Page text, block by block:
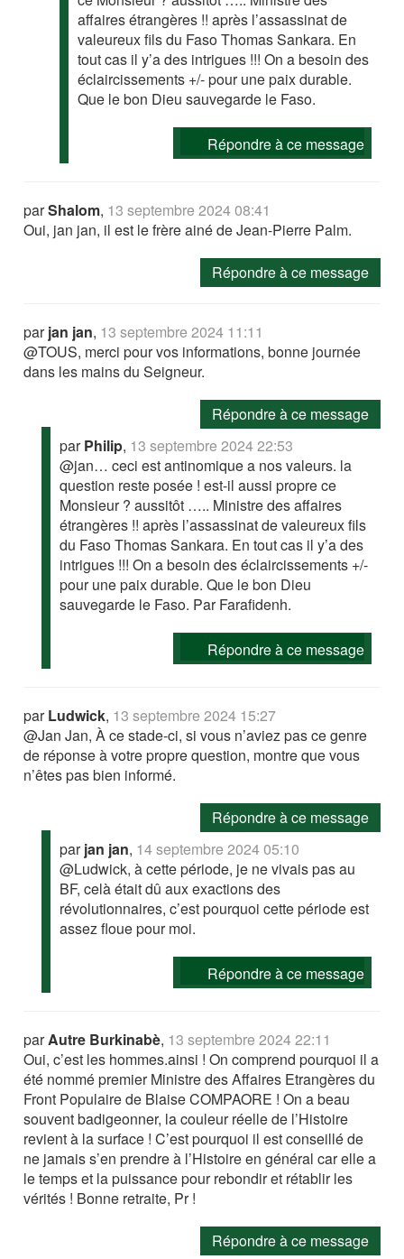
affaires étrangères !! après l’assassinat de
valeureux fils du Faso Thomas Sankara. En
tout cas il y’a des intrigues !!! On a besoin des
éclaircissements +/- pour une paix durable.
Que le bon Dieu sauvegarde le Faso.
Répondre à ce message
parShalom, 13 septembre 2024 08:41
Oui, jan jan, il est le frère ainé de Jean-Pierre Palm.
Répondre à ce message
parjan jan, 13 septembre 2024 11:11
@TOUS, merci pour vos informations, bonne journée
dans les mains du Seigneur.
Répondre à ce message
parPhilip, 13 septembre 2024 22:53
@jan… ceci est antinomique a nos valeurs. la
question reste posée ! est-il aussi propre ce
Monsieur ? aussitôt ….. Ministre des affaires
étrangères !! après l’assassinat de valeureux fils
du Faso Thomas Sankara. En tout cas il y’a des
intrigues !!! On a besoin des éclaircissements +/-
pour une paix durable. Que le bon Dieu
sauvegarde le Faso. Par Farafidenh.
Répondre à ce message
parLudwick, 13 septembre 2024 15:27
@Jan Jan, À ce stade-ci, si vous n’aviez pas ce genre
de réponse à votre propre question, montre que vous
n’êtes pas bien informé.
Répondre à ce message
parjan jan, 14 septembre 2024 05:10
@Ludwick, à cette période, je ne vivais pas au
BF, celà était dû aux exactions des
révolutionnaires, c’est pourquoi cette période est
assez floue pour moi.
Répondre à ce message
parAutre Burkinabè, 13 septembre 2024 22:11
Oui, c’est les hommes.ainsi ! On comprend pourquoi il a
été nommé premier Ministre des Affaires Etrangères du
Front Populaire de Blaise COMPAORE ! On a beau
souvent badigeonner, la couleur réelle de l’Histoire
revient à la surface ! C’est pourquoi il est conseillé de
ne jamais s’en prendre à l’Histoire en général car elle a
le temps et la puissance pour rebondir et rétablir les
vérités ! Bonne retraite, Pr !
Répondre à ce message